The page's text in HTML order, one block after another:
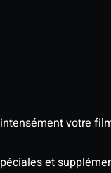
votre
et